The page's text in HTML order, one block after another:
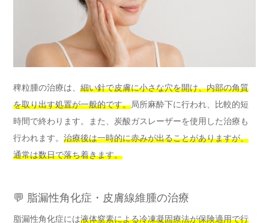
稗粒腫の治療は、 細い針で皮膚に小さな穴を開け、内部の角質
を取り出す処置が一般的です。局所麻酔下に行われ、比較的短
時間で終わります。また、炭酸ガスレーザーを使用した治療も
行われます。 治療後は一時的に赤みが出ることがありますが、
通常は数日で落ち着きます。
💬 脂漏性角化症・皮膚線維腫の治療
脂漏性角化症には液体窒素による冷凍凝固療法が保険適用で行